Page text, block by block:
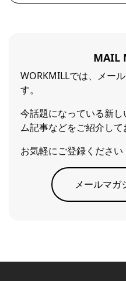
MAIL
WORKMILLでは、メー
す。
今話題になっている新
ム記事などをご紹介して
お気軽にご登録ください
メールマガ